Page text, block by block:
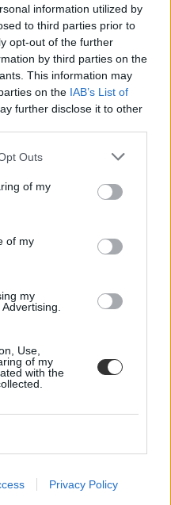
information utilized by
to third parties prior to
opt-out of the further
by third parties on the
This information may
on the IAB’s List of
further disclose it to other
Outs
of my
of my
my
Use,
of my
with the
Privacy Policy